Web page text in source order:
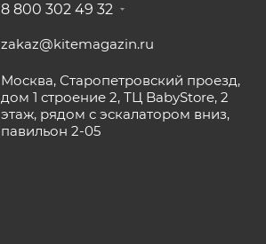
8 800 302 49 32
zakaz@kitemagazin.ru
Москва, Старопетровский проезд,
дом 1 строение 2, ТЦ BabyStore, 2
этаж, рядом с эскалатором вниз,
павильон 2-05